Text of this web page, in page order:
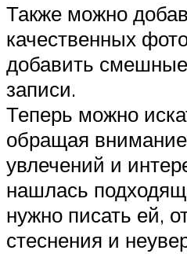
Также можно
качественных
добавить
записи.
Теперь можно
обращая
увлечений и
нашлась
нужно писать ей,
стеснения и